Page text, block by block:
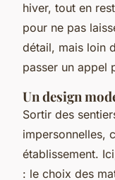
hiver, tout en
pour ne pas
détail, mais loin
passer un appel
Un design
Sortir des
impersonnelles,
établissement.
: le choix des